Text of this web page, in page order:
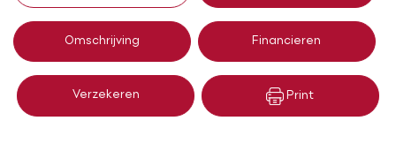
Omschrijving Financieren
Verzekeren Print